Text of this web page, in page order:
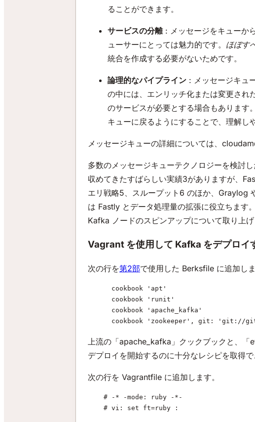
ることができます。
サービスの分離: メッセージをキューか
ューサーにとっては魅力的です。 ほぼす
統合を作成する必要がないためです。
論理的なパイプライン : メッセージキュ
の中には、エンリッチ化または変更され
のサービスが必要とする場合もあります
キューに戻るようにすることで、理解し
メッセージキューの詳細については、
多数のメッセージキューテクノロジーを検討
収めてきたすばらしい実績3がありますが、
エリ戦略5、スループット6 のほか、Graylog
は Fastly とデータ処理量の拡張に役立ちます
Kafka ノードのスピンアップについて取り上げ
Vagrant を使用して Kafka をデプロイ
次の行を第2部で使用した Berksfile に追加し
cookbook 'apt'
cookbook 'runit'
cookbook 'apache_kafka'
cookbook 'zookeeper', git: 'git://
上流の「apache_kafka」クックブックと、
デプロイを開始するのに十分なレシピを取得で
次の行を Vagrantfile に追加します。
# -* -mode: ruby -*-
# vi: set ft=ruby :